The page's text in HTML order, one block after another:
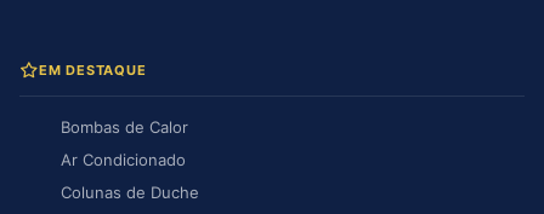
EM DESTAQUE
Bombas de Calor
Ar Condicionado
Colunas de Duche